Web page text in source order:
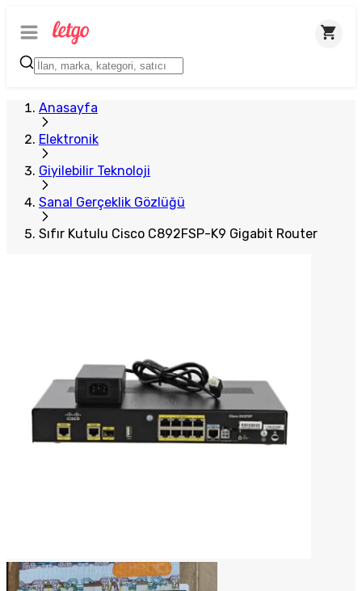
Anasayfa
Elektronik
Giyilebilir Teknoloji
Sanal Gerçeklik Gözlüğü
Sıfır Kutulu Cisco C892FSP-K9 Gigabit Router